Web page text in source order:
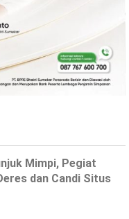
Mimpi, Pegiat
dan Candi Situs